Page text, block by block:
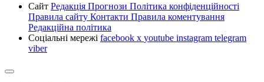
Сайт Редакція Прогнози Політика конфіденційності
Правила сайту Контакти Правила коментування
Редакційна політика
Соціальні мережі facebook x youtube instagram telegram
viber